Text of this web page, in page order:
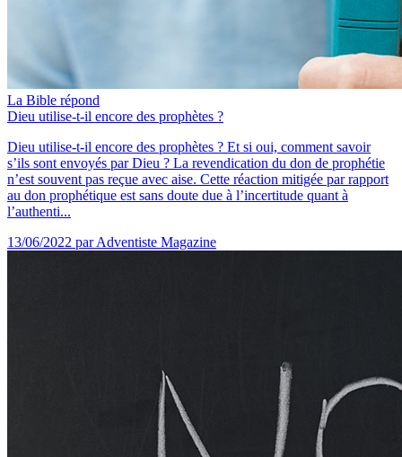
La Bible répond
Dieu utilise-t-il encore des prophètes ?
Dieu utilise-t-il encore des prophètes ? Et si oui, comment savoir
s’ils sont envoyés par Dieu ? La revendication du don de prophétie
n’est souvent pas reçue avec aise. Cette réaction mitigée par rapport
au don prophétique est sans doute due à l’incertitude quant à
l’authenti...
13/06/2022 par Adventiste Magazine